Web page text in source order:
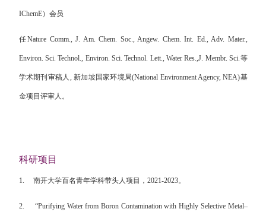
IChemE）会员
任Nature Comm., J. Am. Chem. Soc., Angew. Chem. Int. Ed., Adv. Mater.,
Environ. Sci. Technol., Environ. Sci. Technol. Lett., Water Res.,J. Membr. Sci.等
学术期刊审稿人 , 新加坡国家环境局(National Environment Agency, NEA)基
金项目评审人。
科研项目
1. 南开大学百名青年学科带头人项目， 2021-2023。
2. “Purifying Water from Boron Contamination with Highly Selective Metal–